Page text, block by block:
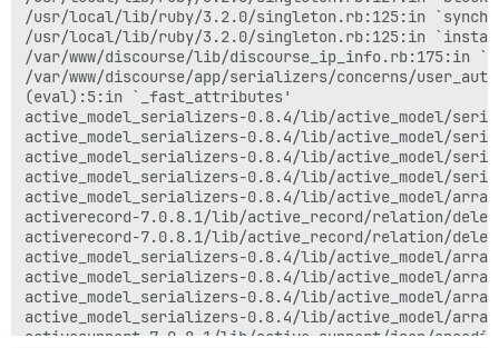
/usr/local/lib/ruby/3.2.0/singleton.rb:125:in
/usr/local/lib/ruby/3.2.0/singleton.rb:125:in
/var/www/discourse/lib/discourse_ip_info.rb:175:in
/var/www/discourse/app/serializers/concerns/
(eval):5:in `_fast_attributes'
active_model_serializers-0.8.4/lib/active_model/
active_model_serializers-0.8.4/lib/active_model/
active_model_serializers-0.8.4/lib/active_model/
active_model_serializers-0.8.4/lib/active_model/
active_model_serializers-0.8.4/lib/active_model/
activerecord-7.0.8.1/lib/active_record/relation/
activerecord-7.0.8.1/lib/active_record/relation/
active_model_serializers-0.8.4/lib/active_model/
active_model_serializers-0.8.4/lib/active_model/
active_model_serializers-0.8.4/lib/active_model/
active_model_serializers-0.8.4/lib/active_model/
activesupport-7.0.8.1/lib/active_support/json/